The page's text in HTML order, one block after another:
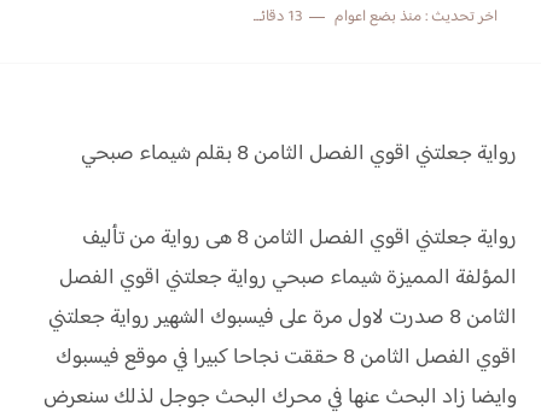
اخر تحديث :منذ بضع اعوام 13 دقائق للقراءة
رواية جعلتني اقوي الفصل الثامن 8 بقلم شيماء صبحي
رواية جعلتني اقوي الفصل الثامن 8 هى رواية من تأليف
المؤلفة المميزة شيماء صبحي رواية جعلتني اقوي الفصل
الثامن 8 صدرت لاول مرة على فيسبوك الشهير رواية جعلتني
اقوي الفصل الثامن 8 حققت نجاحا كبيرا في موقع فيسبوك
وايضا زاد البحث عنها في محرك البحث جوجل لذلك سنعرض